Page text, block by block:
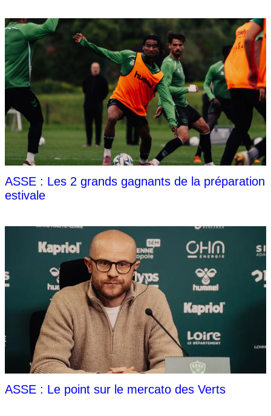
ASSE : Les 2 grands gagnants de la préparation
estivale
ASSE : Le point sur le mercato des Verts